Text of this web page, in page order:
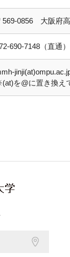
569-0856 大阪府
690-7148（直通）
を@に置き換え